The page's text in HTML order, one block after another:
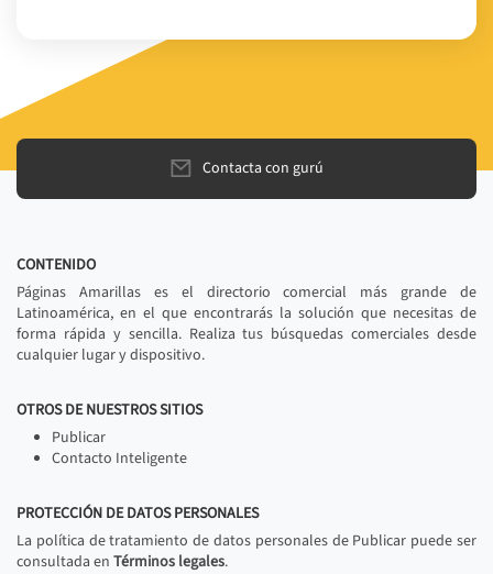
Contacta con gurú
CONTENIDO
Páginas Amarillas es el directorio comercial más grande de
Latinoamérica, en el que encontrarás la solución que necesitas de
forma rápida y sencilla. Realiza tus búsquedas comerciales desde
cualquier lugar y dispositivo.
OTROS DE NUESTROS SITIOS
Publicar
Contacto Inteligente
PROTECCIÓN DE DATOS PERSONALES
La política de tratamiento de datos personales de Publicar puede ser
consultada en Términos legales.